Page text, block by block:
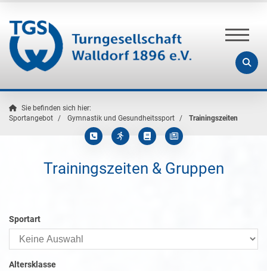
Sie befinden sich hier:
Sportangebot
Gymnastik und Gesundheitssport Trainingszeiten
Trainingszeiten & Gruppen
Sportart
Altersklasse